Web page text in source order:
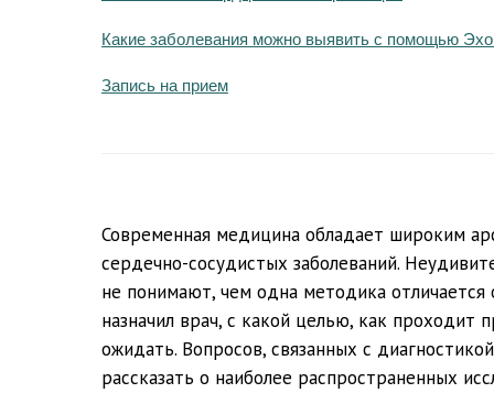
Какие заболевания можно выявить с помощью
Запись на прием
Современная медицина обладает широким
сердечно-сосудистых заболеваний.
не понимают, чем одна методика отличается
назначил врач, с какой целью, как проходит
ожидать. Вопросов, связанных с
рассказать о наиболее распространенных